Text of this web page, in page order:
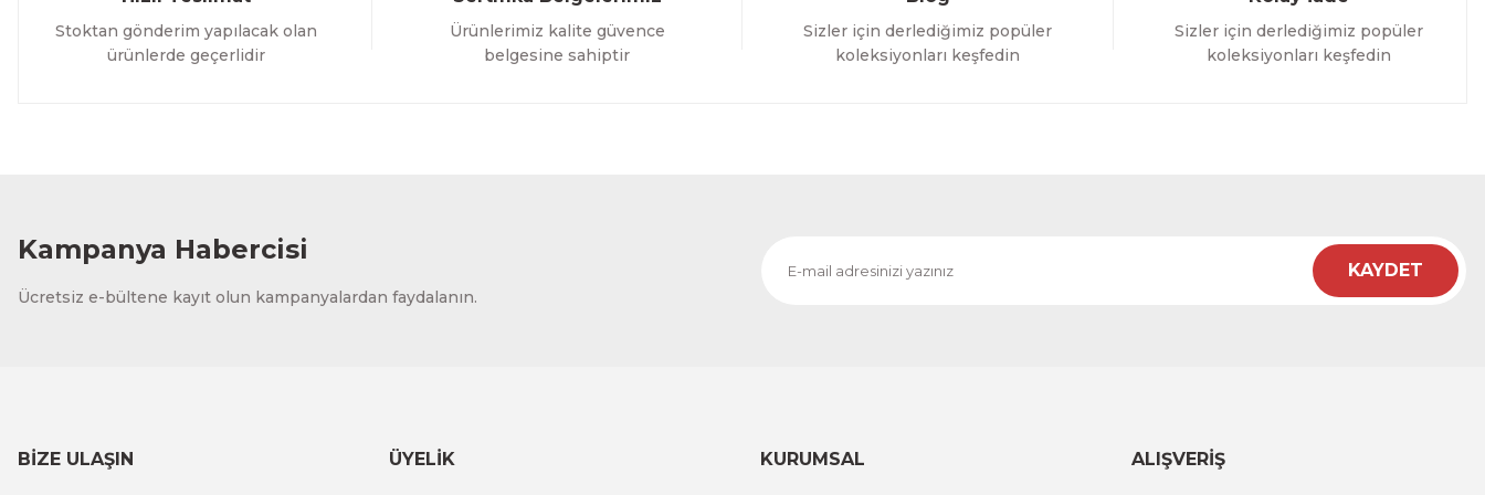
Stoktan gönderim yapılacak olan
ürünlerde geçerlidir
Ürünlerimiz kalite güvence
belgesine sahiptir
Sizler için derlediğimiz popüler
koleksiyonları keşfedin
Sizler için derlediğimiz popüler
koleksiyonları keşfedin
Kampanya Habercisi
Ücretsiz e-bültene kayıt olun kampanyalardan faydalanın.
KAYDET
BİZE ULAŞIN ÜYELİK KURUMSAL ALIŞVERİŞ